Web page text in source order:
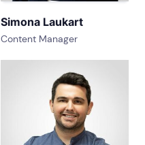
Simona Laukart
Content Manager